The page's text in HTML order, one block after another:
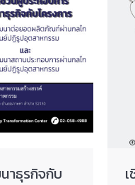
าธุรกิจกับ